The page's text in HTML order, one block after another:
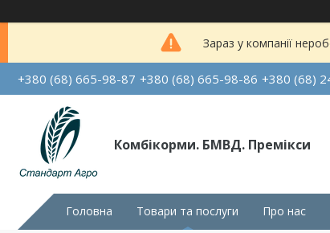
Зараз у компанії
+380 (68) 665-98-87 +380 (68) 665-98-86 +380 (68)
Комбікорми. БМВД. Премікси
Головна Товари та послуги Про нас